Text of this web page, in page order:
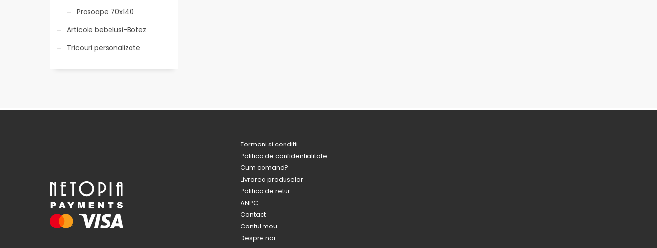
Prosoape 70x140
Articole bebelusi-Botez
Tricouri personalizate
Termeni si conditii
Politica de confidentialitate
Cum comand?
Livrarea produselor
Politica de retur
ANPC
Contact
Contul meu
Despre noi